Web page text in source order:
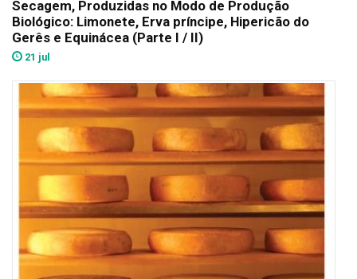
Secagem, Produzidas no Modo de Produção
Biológico: Limonete, Erva príncipe, Hipericão do
Gerês e Equinácea (Parte I / II)
21 jul